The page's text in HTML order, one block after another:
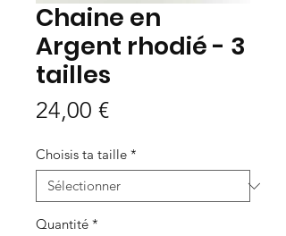
Chaine en
Argent rhodié - 3
tailles
24,00 €Prix
Choisis ta taille *
Quantité *